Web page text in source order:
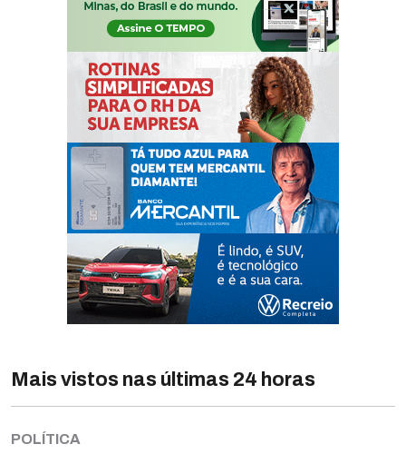
Mais vistos nas últimas 24 horas
POLÍTICA